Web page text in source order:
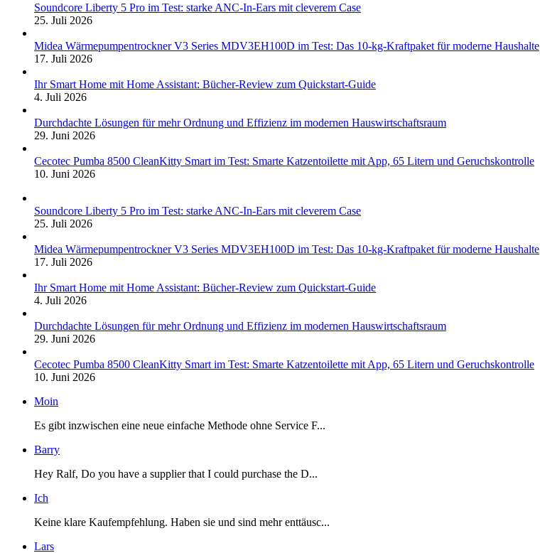
Soundcore Liberty 5 Pro im Test: starke ANC-In-Ears mit cleverem Case
25. Juli 2026
Midea Wärmepumpentrockner V3 Series MDV3EH100D im Test: Das 10-kg-Kraftpaket für moderne Haushalte
17. Juli 2026
Ihr Smart Home mit Home Assistant: Bücher-Review zum Quickstart-Guide
4. Juli 2026
Durchdachte Lösungen für mehr Ordnung und Effizienz im modernen Hauswirtschaftsraum
29. Juni 2026
Cecotec Pumba 8500 CleanKitty Smart im Test: Smarte Katzentoilette mit App, 65 Litern und Geruchskontrolle
10. Juni 2026
Soundcore Liberty 5 Pro im Test: starke ANC-In-Ears mit cleverem Case
25. Juli 2026
Midea Wärmepumpentrockner V3 Series MDV3EH100D im Test: Das 10-kg-Kraftpaket für moderne Haushalte
17. Juli 2026
Ihr Smart Home mit Home Assistant: Bücher-Review zum Quickstart-Guide
4. Juli 2026
Durchdachte Lösungen für mehr Ordnung und Effizienz im modernen Hauswirtschaftsraum
29. Juni 2026
Cecotec Pumba 8500 CleanKitty Smart im Test: Smarte Katzentoilette mit App, 65 Litern und Geruchskontrolle
10. Juni 2026
Moin
Es gibt inzwischen eine neue einfache Methode ohne Service F...
Barry
Hey Ralf, Do you have a supplier that I could purchase the D...
Ich
Keine klare Kaufempfehlung. Haben sie und sind mehr enttäusc...
Lars